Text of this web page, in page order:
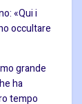
«Qui i
occultare
grande
ha
tempo